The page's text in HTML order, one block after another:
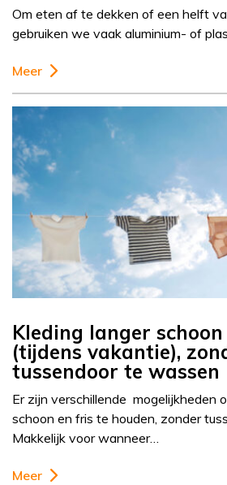
Om eten af te dekken of een helft
gebruiken we vaak aluminium- of
Meer
Kleding langer
(tijdens vakantie),
tussendoor te wassen
Er zijn verschillende mogelijkheden
schoon en fris te houden, zonder
Makkelijk voor wanneer…
Meer